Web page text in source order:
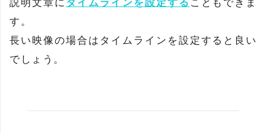
説明文章に タイムラインを設定する こともできま
す。
長い映像の場合はタイムラインを設定すると良い
でしょう。